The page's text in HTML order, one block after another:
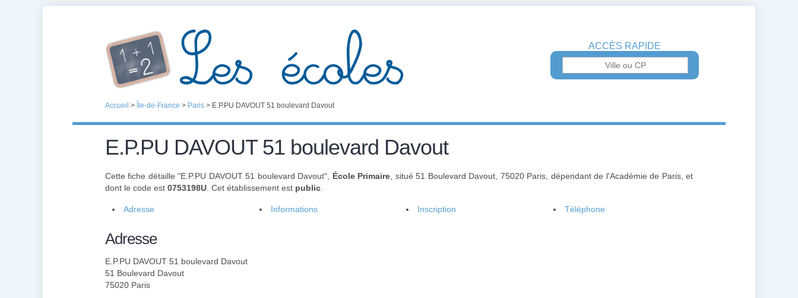
ACCÈS RAPIDE
Accueil > Île-de-France > Paris > E.P.PU DAVOUT 51 boulevard Davout
E.P.PU DAVOUT 51 boulevard Davout
Cette fiche détaille "E.P.PU DAVOUT 51 boulevard Davout", École Primaire , situé 51 Boulevard Davout, 75020 Paris, dépendant de l'Académie de Paris, et
dont le code est 0753198U . Cet établissement est public
Adresse Informations Inscription Téléphone
Adresse
E.P.PU DAVOUT 51 boulevard Davout
51 Boulevard Davout
75020 Paris